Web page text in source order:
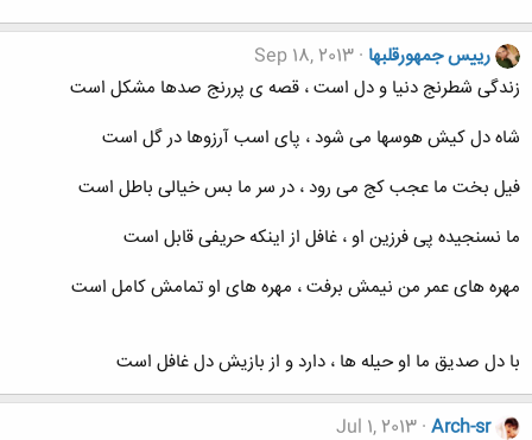
رییس جمهورقلبها Sep 18, 2013
زندگی شطرنج دنيا و دل است ، قصه ی پررنج صدها مشکل است
شاه دل کيش هوسها می شود ، پای اسب آرزوها در گل است
فيل بخت ما عجب کج می رود ، در سر ما بس خيالی باطل است
ما نسنجيده پی فرزين او ، غافل از اينکه حريفی قابل است
مهره های عمر من نيمش برفت ، مهره های او تمامش کامل است
با دل صدیق ما او حیله ها ، دارد و از بازیش دل غافل است
Arch-sr
Jul 1, 2013